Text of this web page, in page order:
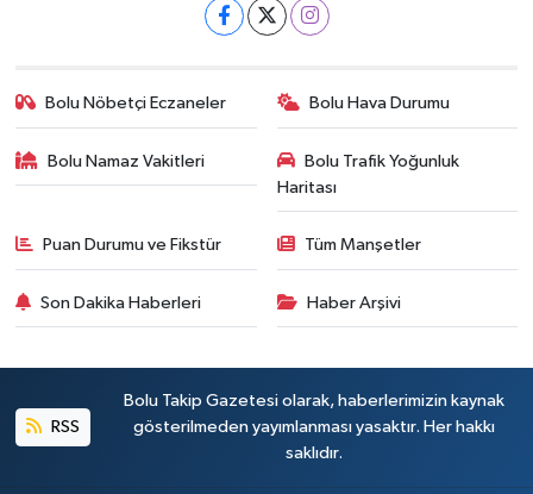
Bolu Nöbetçi Eczaneler Bolu Hava Durumu
Bolu Namaz Vakitleri
Bolu Trafik Yoğunluk
Haritası
Puan Durumu ve Fikstür Tüm Manşetler
Son Dakika Haberleri Haber Arşivi
RSS
Bolu Takip Gazetesi olarak, haberlerimizin kaynak
gösterilmeden yayımlanması yasaktır. Her hakkı
saklıdır.